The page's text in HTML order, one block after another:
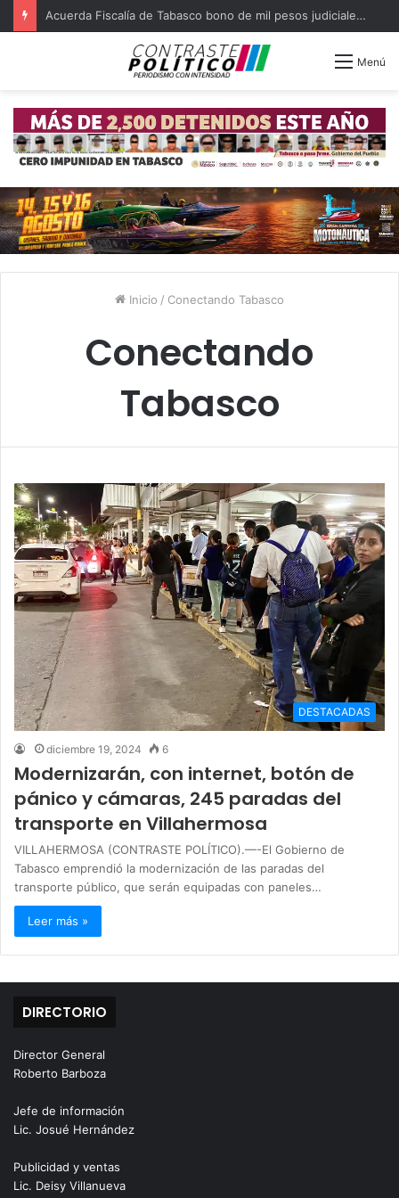
Acuerda Fiscalía de Tabasco bono de mil pesos judiciales quejosos
Menú
Inicio / Conectando Tabasco
Conectando
Tabasco
DESTACADAS
diciembre 19, 2024 6
Modernizarán, con internet, botón de
pánico y cámaras, 245 paradas del
transporte en Villahermosa
VILLAHERMOSA (CONTRASTE POLÍTICO).—-El Gobierno de
Tabasco emprendió la modernización de las paradas del
transporte público, que serán equipadas con paneles…
Leer más »
DIRECTORIO
Director General
Roberto Barboza
Jefe de información
Lic. Josué Hernández
Publicidad y ventas
Lic. Deisy Villanueva